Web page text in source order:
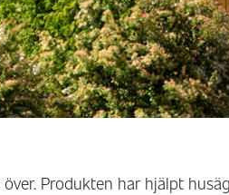
Produkten har hjälpt